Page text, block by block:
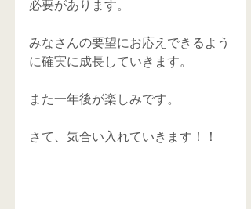
必要があります。
みなさんの要望にお応えできるよう
に確実に成長していきます。
また一年後が楽しみです。
さて、気合い入れていきます！！